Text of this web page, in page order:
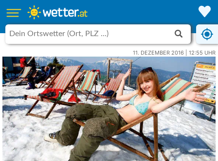
11. DEZEMBER 2016 | 12:55 UHR